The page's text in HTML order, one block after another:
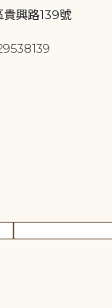
興路139號